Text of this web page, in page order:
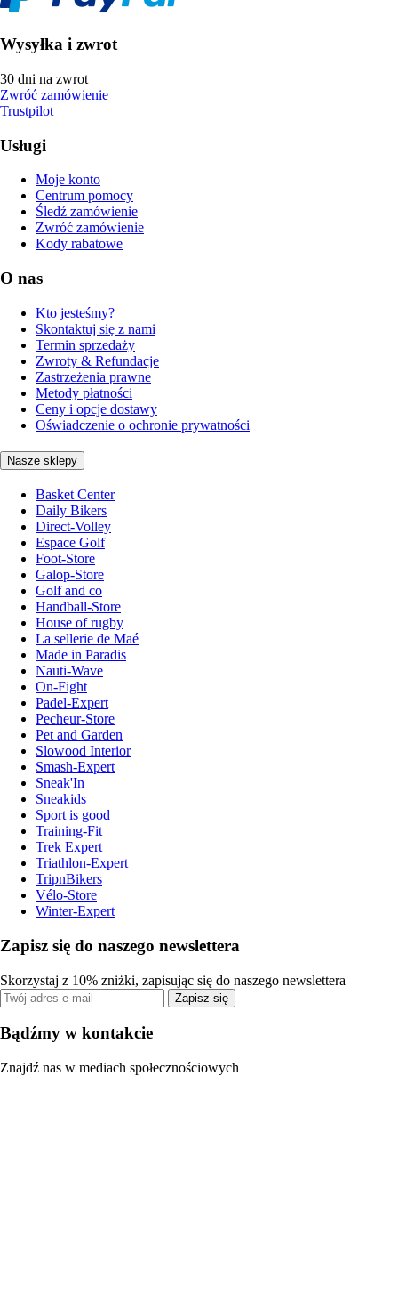
Wysyłka i zwrot
30 dni na zwrot
Zwróć zamówienie
Trustpilot
Usługi
Moje konto
Centrum pomocy
Śledź zamówienie
Zwróć zamówienie
Kody rabatowe
O nas
Kto jesteśmy?
Skontaktuj się z nami
Termin sprzedaży
Zwroty & Refundacje
Zastrzeżenia prawne
Metody płatności
Ceny i opcje dostawy
Oświadczenie o ochronie prywatności
Nasze sklepy
Basket Center
Daily Bikers
Direct-Volley
Espace Golf
Foot-Store
Galop-Store
Golf and co
Handball-Store
House of rugby
La sellerie de Maé
Made in Paradis
Nauti-Wave
On-Fight
Padel-Expert
Pecheur-Store
Pet and Garden
Slowood Interior
Smash-Expert
Sneak'In
Sneakids
Sport is good
Training-Fit
Trek Expert
Triathlon-Expert
TripnBikers
Vélo-Store
Winter-Expert
Zapisz się do naszego newslettera
Skorzystaj z 10% zniżki, zapisując się do naszego newslettera
Zapisz się
Bądźmy w kontakcie
Znajdź nas w mediach społecznościowych